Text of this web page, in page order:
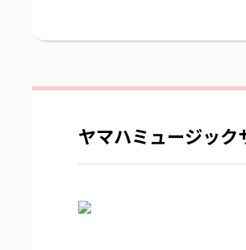
ヤマハミュージッ